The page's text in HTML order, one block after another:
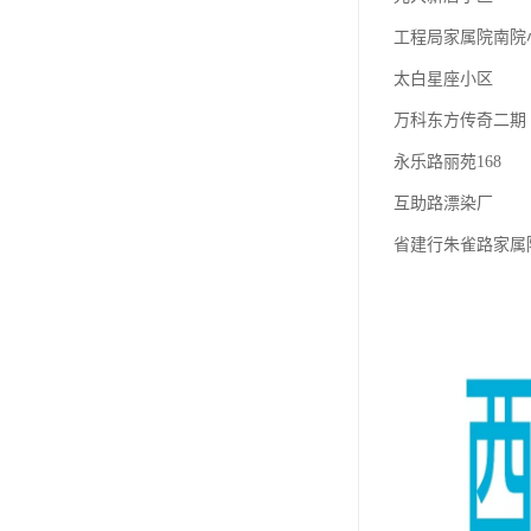
工程局家属院南院
太白星座小区
万科东方传奇二期
永乐路丽苑168
互助路漂染厂
省建行朱雀路家属